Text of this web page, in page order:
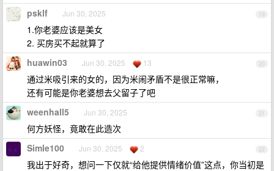
19
psklf Jun 30, 2025
1.你老婆应该是美女
2. 买房买不起就算了
20
huawin03 Jun 30, 2025 13
通过米吸引来的女的，因为米闹矛盾不是很正常嘛，
还有可能是你老婆想去父留子了吧
21
weenhall5 Jun 30, 2025
何方妖怪，竟敢在此造次
22
Simle100 Jun 30, 2025 2
我出于好奇，想问一下仅就“给他提供情绪价值”这点，你当初是